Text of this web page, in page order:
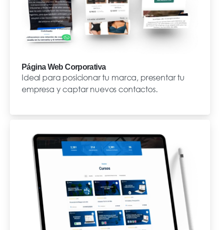
Página Web Corporativa
Ideal para posicionar tu marca, presentar tu
empresa y captar nuevos contactos.